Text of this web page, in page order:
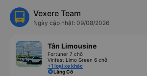
Vexere Team
Ngày cập nhật: 09/08/2026
Tân Limousine
Fortuner 7 chỗ
Vinfast Limo Green 6 chỗ
+1 loại xe khác
Lăng Cô